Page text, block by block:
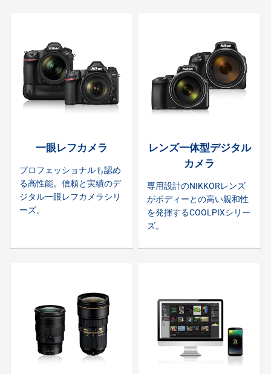
一眼レフカメラ
プロフェッショナルも認め
る高性能。信頼と実績のデ
ジタル一眼レフカメラシリ
ーズ。
レンズ一体型デジタル
カメラ
専用設計のNIKKORレンズ
がボディーとの高い親和性
を発揮するCOOLPIXシリー
ズ。